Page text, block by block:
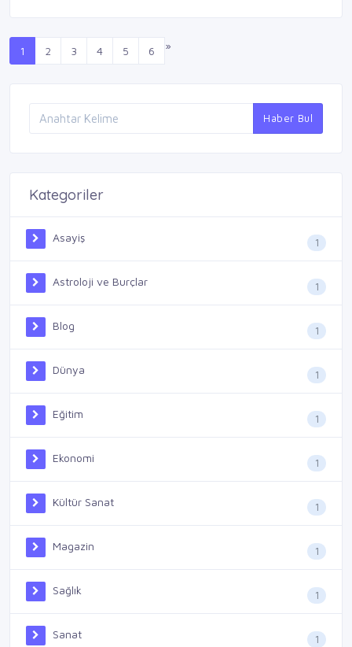
1 2 3 4 5 6 »
Haber Bul
Kategoriler
Asayiş 1
Astroloji ve Burçlar 1
Blog 1
Dünya 1
Eğitim 1
Ekonomi 1
Kültür Sanat 1
Magazin 1
Sağlık 1
Sanat 1